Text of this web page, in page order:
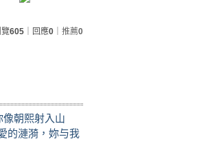
605 ｜回應0 推薦0
像朝熙射入山
的漣漪，妳与我